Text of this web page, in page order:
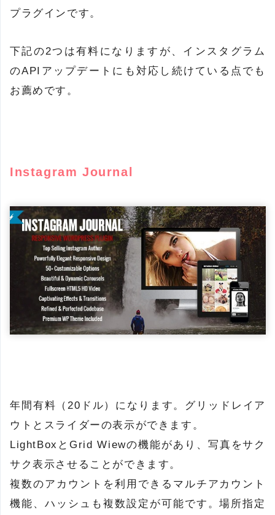
プラグインです。
下記の2つは有料になりますが、インスタグラム
のAPIアップデートにも対応し続けている点でも
お薦めです。
Instagram Journal
年間有料（20ドル）になります。グリッドレイア
ウトとスライダーの表示ができます。
LightBoxとGrid Wiewの機能があり、写真をサク
サク表示させることができます。
複数のアカウントを利用できるマルチアカウント
機能、ハッシュも複数設定が可能です。場所指定